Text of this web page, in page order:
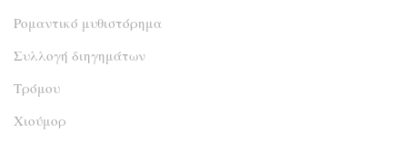
Ρομαντικό μυθιστόρημα
Συλλογή διηγημάτων
Τρόμου
Χιούμορ